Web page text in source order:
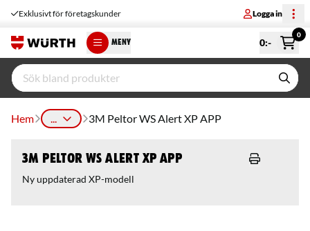
Exklusivt för företagskunder Logga in
MENY 0:-
0
Hem ... 3M Peltor WS Alert XP APP
3M Peltor WS Alert XP APP
Ny uppdaterad XP-modell